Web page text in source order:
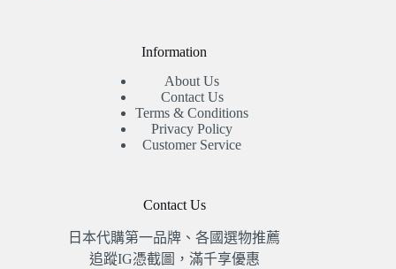
Information
About Us
Contact Us
Terms & Conditions
Privacy Policy
Customer Service
Contact Us
日本代購第一品牌、各國選物推薦
追蹤IG憑截圖，滿千享優惠